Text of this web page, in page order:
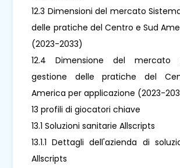
12.3 Dimensioni del mercato
delle pratiche del Centro e Sud
(2023-2033)
12.4 Dimensione del mercato
gestione delle pratiche del
America per applicazione (2023-
13 profili di giocatori chiave
13.1 Soluzioni sanitarie Allscripts
13.1.1 Dettagli dell'azienda di
Allscripts